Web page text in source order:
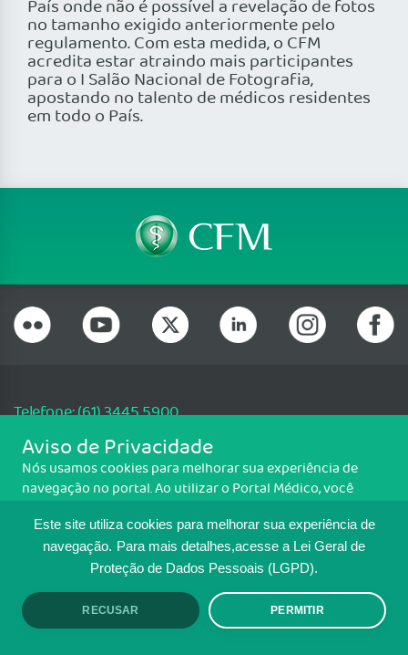
Este site utiliza cookies para melhorar sua experiência de
navegação. Para mais detalhes,acesse a Lei Geral de
Proteção de Dados Pessoais (LGPD).
RECUSAR PERMITIR
País onde não é possível a revelação de fotos
no tamanho exigido anteriormente pelo
regulamento. Com esta medida, o CFM
acredita estar atraindo mais participantes
para o I Salão Nacional de Fotografia,
apostando no talento de médicos residentes
em todo o País.
Telefone: (61) 3445 5900
Email: cfm@portalmedico.org.br
SGAS 616, Conjunto D, Lote 115, L2 Sul, Brasília/DF - CEP: 70200-760 -
CNPJ: 33.583.550/0001-30
MAPA DO SITE
TRANSPARÊNCIA E PRESTAÇÃO DE
CONTAS
Aviso de Privacidade
Nós usamos cookies para melhorar sua experiência de
navegação no portal. Ao utilizar o Portal Médico, você
Para ter mais informações sobre como isso é feito, acesse
Política de cookies. Se você concorda, clique em ACEITO.
ACEITO